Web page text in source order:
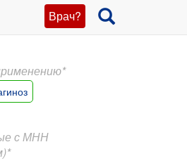
Врач?
с МНН